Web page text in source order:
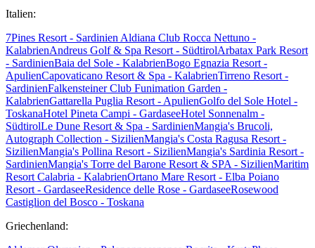
Italien:
7Pines Resort - Sardinien Aldiana Club Rocca Nettuno -
KalabrienAndreus Golf & Spa Resort - SüdtirolArbatax Park Resort
- SardinienBaia del Sole - KalabrienBogo Egnazia Resort -
ApulienCapovaticano Resort & Spa - KalabrienTirreno Resort -
SardinienFalkensteiner Club Funimation Garden -
KalabrienGattarella Puglia Resort - ApulienGolfo del Sole Hotel -
ToskanaHotel Pineta Campi - GardaseeHotel Sonnenalm -
SüdtirolLe Dune Resort & Spa - SardinienMangia's Brucoli,
Autograph Collection - SizilienMangia's Costa Ragusa Resort -
SizilienMangia's Pollina Resort - SizilienMangia's Sardinia Resort -
SardinienMangia's Torre del Barone Resort & SPA - SizilienMaritim
Resort Calabria - KalabrienOrtano Mare Resort - Elba Poiano
Resort - GardaseeResidence delle Rose - GardaseeRosewood
Castiglion del Bosco - Toskana
Griechenland: